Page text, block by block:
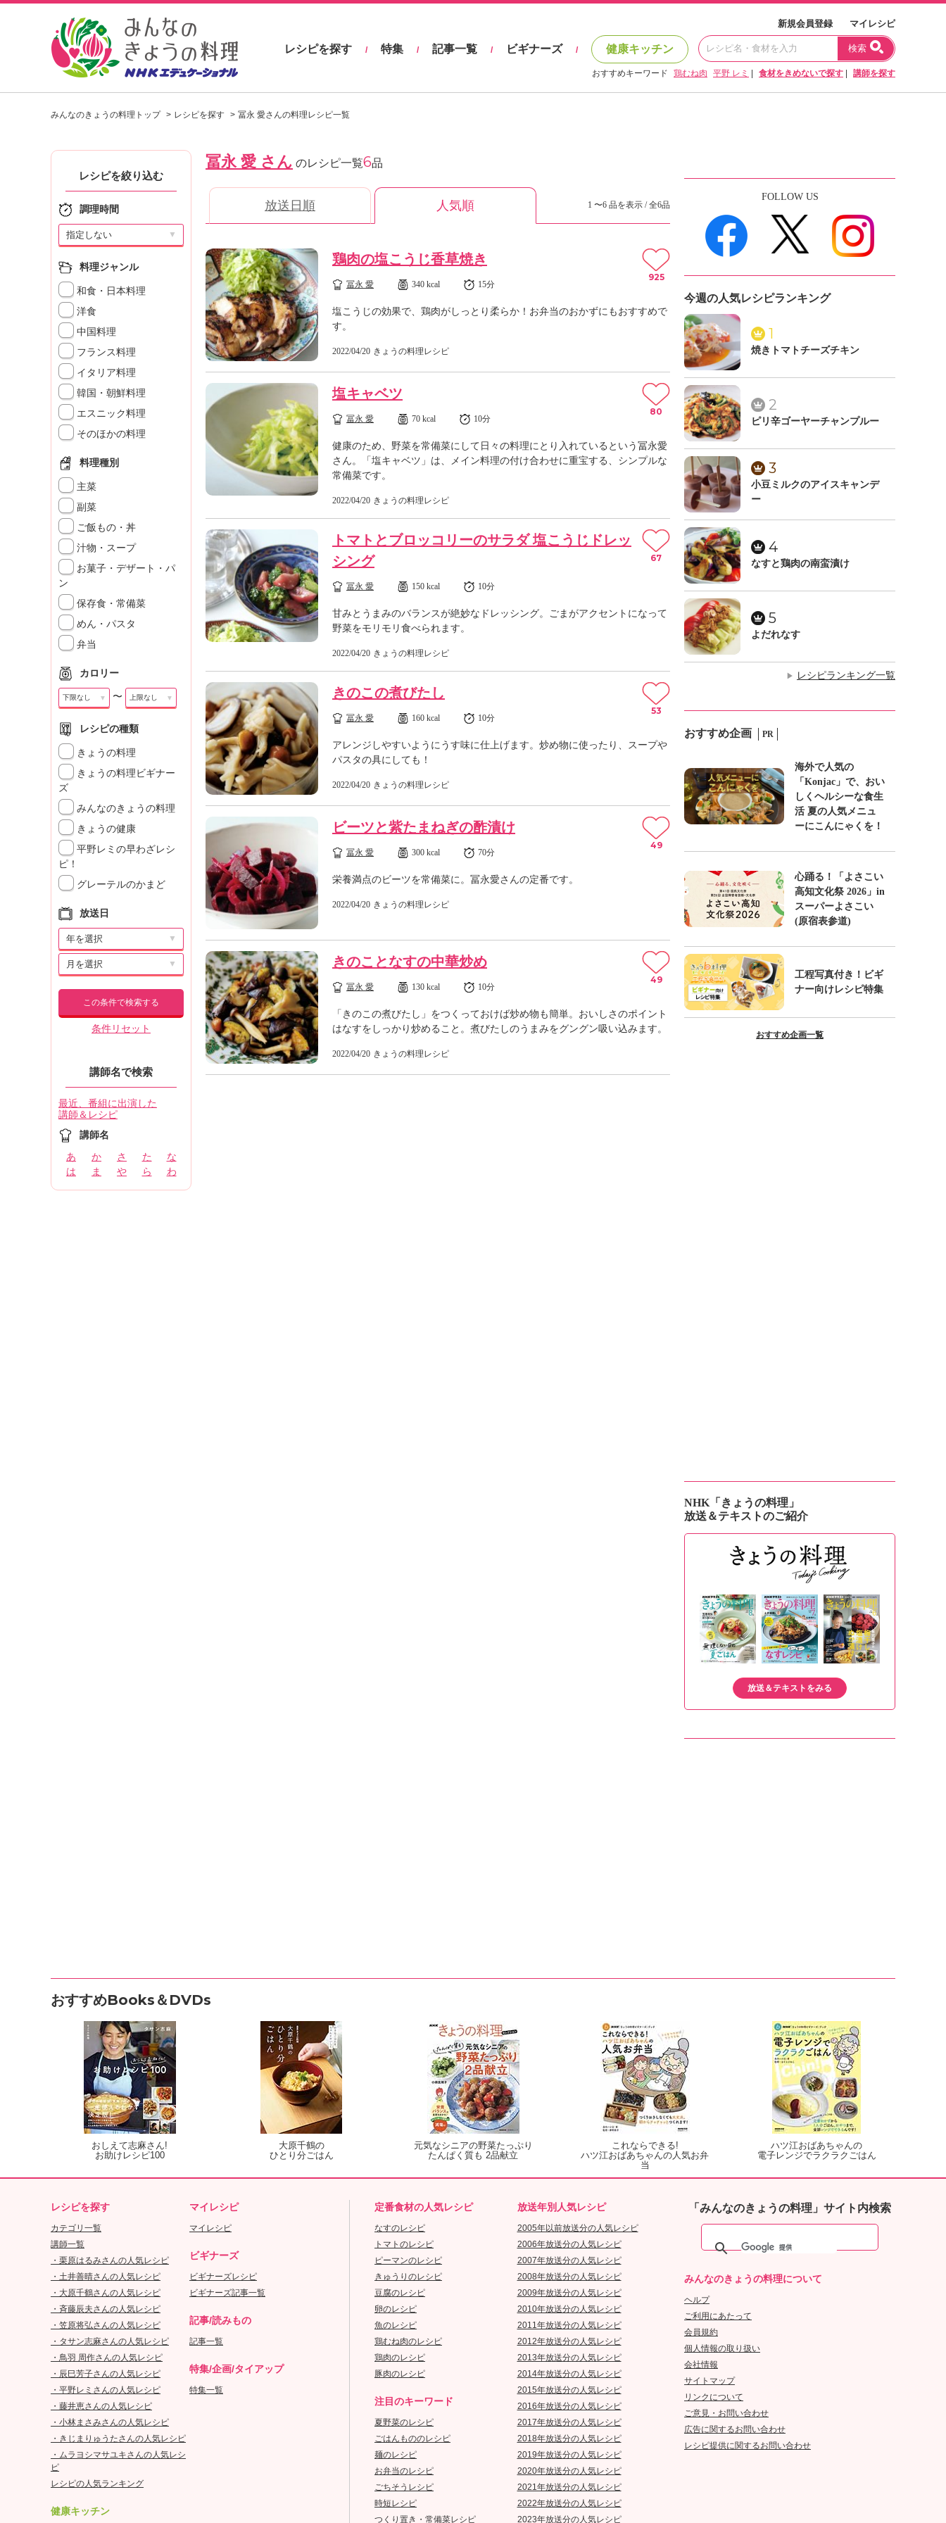
し
シ
を
よ
う
。
N
H
K
エ
デ
ケ
ナ
ル
「
の
き
ょ
う
の
料
理
」
新規会員登録 マイレシピ
レシピを探す / 特集 / 記事一覧 / ビギナーズ / 健康キッチン 検索
おすすめキーワード 鶏むね肉 平野 レミ 食材をきめないで探す 講師を探す
みんなのきょうの料理トップ レシピを探す 冨永 愛さんの料理レシピ一覧
レシピを絞り込む
調理時間
▼
料理ジャンル
和食・日本料理
洋食
中国料理
フランス料理
イタリア料理
韓国・朝鮮料理
エスニック料理
そのほかの料理
料理種別
主菜
副菜
ご飯もの・丼
汁物・スープ
お菓子・デザート・パ
ン
保存食・常備菜
めん・パスタ
弁当
カロリー
▼ 〜 ▼
レシピの種類
きょうの料理
きょうの料理ビギナー
ズ
みんなのきょうの料理
きょうの健康
平野レミの早わざレシ
ピ！
グレーテルのかまど
放送日
▼
▼
この条件で検索する
条件リセット
講師名で検索
最近、番組に出演した
講師＆レシピ
講師名
あ か さ た
な
は
ま や ら わ
冨永 愛 さん のレシピ一覧6品
放送日順 人気順 1 〜6 品を表示 / 全6品
鶏肉の塩こうじ香草焼き
冨永 愛 340 kcal 15分
塩こうじの効果で、鶏肉がしっとり柔らか！お弁当のおかずにもおすすめで
す。
2022/04/20 きょうの料理レシピ
925
塩キャベツ
冨永 愛 70 kcal 10分
健康のため、野菜を常備菜にして日々の料理にとり入れているという冨永愛
さん。「塩キャベツ」は、メイン料理の付け合わせに重宝する、シンプルな
常備菜です。
2022/04/20 きょうの料理レシピ
80
トマトとブロッコリーのサラダ 塩こうじドレッ
シング
冨永 愛 150 kcal 10分
甘みとうまみのバランスが絶妙なドレッシング。ごまがアクセントになって
野菜をモリモリ食べられます。
2022/04/20 きょうの料理レシピ
67
きのこの煮びたし
冨永 愛 160 kcal 10分
アレンジしやすいようにうす味に仕上げます。炒め物に使ったり、スープや
パスタの具にしても！
2022/04/20 きょうの料理レシピ
53
ビーツと紫たまねぎの酢漬け
冨永 愛 300 kcal 70分
栄養満点のビーツを常備菜に。冨永愛さんの定番です。
2022/04/20 きょうの料理レシピ
49
きのことなすの中華炒め
冨永 愛 130 kcal 10分
「きのこの煮びたし」をつくっておけば炒め物も簡単。おいしさのポイント
はなすをしっかり炒めること。煮びたしのうまみをグングン吸い込みます。
2022/04/20 きょうの料理レシピ
49
FOLLOW US
今週の人気レシピランキング
1
焼きトマトチーズチキン
2
ピリ辛ゴーヤーチャンプルー
3
小豆ミルクのアイスキャンデ
ー
4
なすと鶏肉の南蛮漬け
5
よだれなす
▶ レシピランキング一覧
おすすめ企画 PR
海外で人気の
「Konjac」で、おい
しくヘルシーな食生
活 夏の人気メニュ
ーにこんにゃくを！
心踊る！「よさこい
高知文化祭 2026」in
スーパーよさこい
(原宿表参道)
工程写真付き！ビギ
ナー向けレシピ特集
おすすめ企画一覧
NHK「きょうの料理」
放送＆テキストのご紹介
放送＆テキストをみる
おすすめBooks＆DVDs
おしえて志麻さん!
お助けレシピ100
大原千鶴の
ひとり分ごはん
元気なシニアの野菜たっぷり
たんぱく質も 2品献立
これならできる!
ハツ江おばあちゃんの人気お弁
当
ハツ江おばあちゃんの
電子レンジでラクラクごはん
レシピを探す
カテゴリ一覧
講師一覧
・栗原はるみさんの人気レシピ
・土井善晴さんの人気レシピ
・大原千鶴さんの人気レシピ
・斉藤辰夫さんの人気レシピ
・笠原将弘さんの人気レシピ
・タサン志麻さんの人気レシピ
・鳥羽 周作さんの人気レシピ
・辰巳芳子さんの人気レシピ
・平野レミさんの人気レシピ
・藤井恵さんの人気レシピ
・小林まさみさんの人気レシピ
・きじまりゅうたさんの人気レシピ
・ムラヨシマサユキさんの人気レシ
ピ
レシピの人気ランキング
健康キッチン
マイレシピ
マイレシピ
ビギナーズ
ビギナーズレシピ
ビギナーズ記事一覧
記事/読みもの
記事一覧
特集/企画/タイアップ
特集一覧
定番食材の人気レシピ
なすのレシピ
トマトのレシピ
ピーマンのレシピ
きゅうりのレシピ
豆腐のレシピ
卵のレシピ
魚のレシピ
鶏むね肉のレシピ
鶏肉のレシピ
豚肉のレシピ
注目のキーワード
夏野菜のレシピ
ごはんもののレシピ
麺のレシピ
お弁当のレシピ
ごちそうレシピ
時短レシピ
つくり置き・常備菜レシピ
放送年別人気レシピ
2005年以前放送分の人気レシピ
2006年放送分の人気レシピ
2007年放送分の人気レシピ
2008年放送分の人気レシピ
2009年放送分の人気レシピ
2010年放送分の人気レシピ
2011年放送分の人気レシピ
2012年放送分の人気レシピ
2013年放送分の人気レシピ
2014年放送分の人気レシピ
2015年放送分の人気レシピ
2016年放送分の人気レシピ
2017年放送分の人気レシピ
2018年放送分の人気レシピ
2019年放送分の人気レシピ
2020年放送分の人気レシピ
2021年放送分の人気レシピ
2022年放送分の人気レシピ
2023年放送分の人気レシピ
「みんなのきょうの料理」サイト内検索
みんなのきょうの料理について
ヘルプ
ご利用にあたって
会員規約
個人情報の取り扱い
会社情報
サイトマップ
リンクについて
ご意見・お問い合わせ
広告に関するお問い合わせ
レシピ提供に関するお問い合わせ